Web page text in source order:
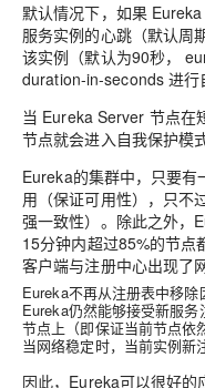
默认情况下，如果
服务实例的心跳（默认周
该实例（默认为90秒，
duration-in-seconds 进行
当 Eureka Server 节点在
节点就会进入自我保护模式
Eureka的集群中，只要
用（保证可用性），只不
强一致性）。除此之外，
15分钟内超过85%的节点
客户端与注册中心出现了
Eureka不再从注册表中移除
Eureka仍然能够接受新服
节点上（即保证当前节点依
当网络稳定时，当前实例新
因此，Eureka可以很好的